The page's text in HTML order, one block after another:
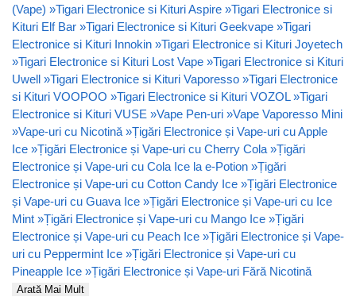
(Vape) »Tigari Electronice si Kituri Aspire »Tigari Electronice si
Kituri Elf Bar »Tigari Electronice si Kituri Geekvape »Tigari
Electronice si Kituri Innokin »Tigari Electronice si Kituri Joyetech
»Tigari Electronice si Kituri Lost Vape »Tigari Electronice si Kituri
Uwell »Tigari Electronice si Kituri Vaporesso »Tigari Electronice
si Kituri VOOPOO »Tigari Electronice si Kituri VOZOL »Tigari
Electronice si Kituri VUSE »Vape Pen-uri »Vape Vaporesso Mini
»Vape-uri cu Nicotină »Țigări Electronice și Vape-uri cu Apple
Ice »Țigări Electronice și Vape-uri cu Cherry Cola »Țigări
Electronice și Vape-uri cu Cola Ice la e-Potion »Țigări
Electronice și Vape-uri cu Cotton Candy Ice »Țigări Electronice
și Vape-uri cu Guava Ice »Țigări Electronice și Vape-uri cu Ice
Mint »Țigări Electronice și Vape-uri cu Mango Ice »Țigări
Electronice și Vape-uri cu Peach Ice »Țigări Electronice și Vape-
uri cu Peppermint Ice »Țigări Electronice și Vape-uri cu
Pineapple Ice »Țigări Electronice și Vape-uri Fără Nicotină
Arată Mai Mult